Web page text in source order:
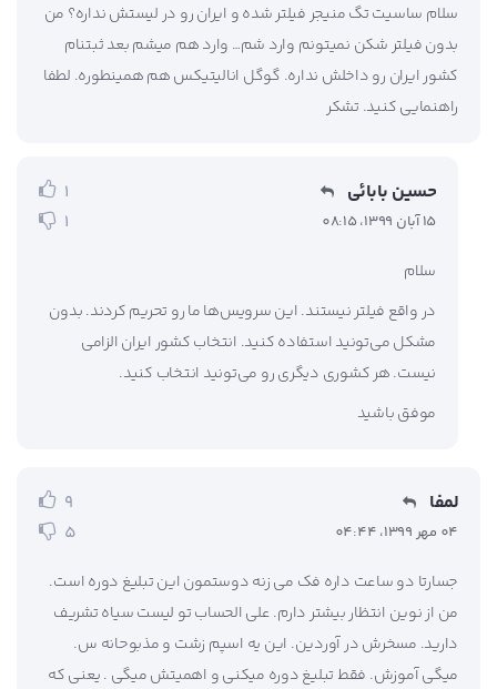
سلام ساسیت تگ منیجر فیلتر شده و ایران رو در لیستش نداره؟ من
بدون فیلتر شکن نمیتونم وارد شم… وارد هم میشم بعد ثبتنام
کشور ایران رو داخلش نداره. گوگل انالیتیکس هم همینطوره. لطفا
راهنمایی کنید. تشکر
حسین بابائی
15 آبان 1399، 08:15
1
1
سلام
در واقع فیلتر نیستند. این سرویس‌ها ما رو تحریم کردند. بدون
مشکل می‌تونید استفاده کنید. انتخاب کشور ایران الزامی
نیست. هر کشوری دیگری رو می‌تونید انتخاب کنید.
موفق باشید
لمفا
04 مهر 1399، 04:44
9
5
جسارتا دو ساعت داره فک می زنه دوستمون این تبلیغ دوره است.
من از نوین انتظار بیشتر دارم. علی الحساب تو لیست سیاه تشریف
دارید. مسخرش در آوردین. این یه اسپم زشت و مذبوحانه س.
میگی آموزش. فقط تبلیغ دوره میکنی و اهمیتش میگی . یعنی که